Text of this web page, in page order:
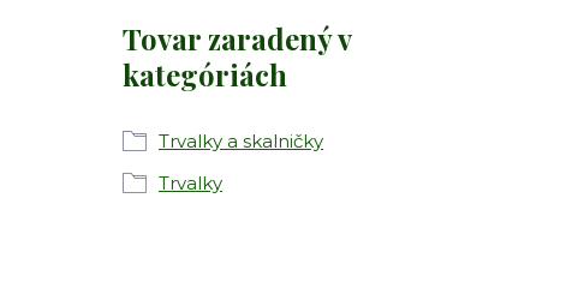
Tovar zaradený v
kategóriách
Trvalky a skalničky
Trvalky